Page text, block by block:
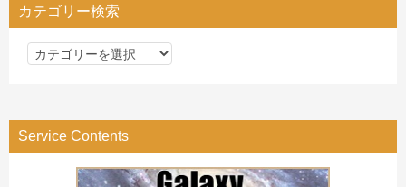
カテゴリー検索
カ
リ
ー
Service Contents